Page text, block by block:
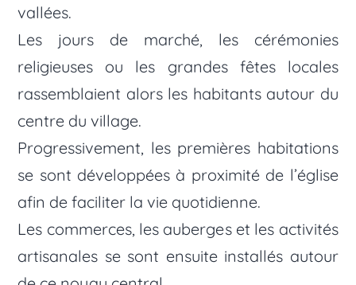
vallées.
Les jours de marché, les cérémonies
religieuses ou les grandes fêtes locales
rassemblaient alors les habitants autour du
centre du village.
Progressivement, les premières habitations
se sont développées à proximité de l’église
afin de faciliter la vie quotidienne.
Les commerces, les auberges et les activités
artisanales se sont ensuite installés autour